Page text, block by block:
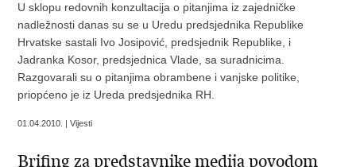
U sklopu redovnih konzultacija o pitanjima iz zajedničke
nadležnosti danas su se u Uredu predsjednika Republike
Hrvatske sastali Ivo Josipović, predsjednik Republike, i
Jadranka Kosor, predsjednica Vlade, sa suradnicima.
Razgovarali su o pitanjima obrambene i vanjske politike,
priopćeno je iz Ureda predsjednika RH.
01.04.2010. | Vijesti
Brifing za predstavnike medija povodom